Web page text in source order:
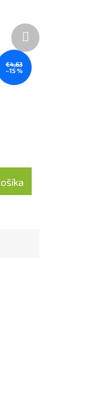
€4,63
–15 %
Ďalší
produkt